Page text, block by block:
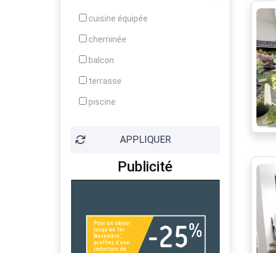
Lumineux
Placards
Proche commerces
Proche écoles
cuisine équipée
cheminée
balcon
terrasse
piscine
terrain
jardin
APPLIQUER
Publicité